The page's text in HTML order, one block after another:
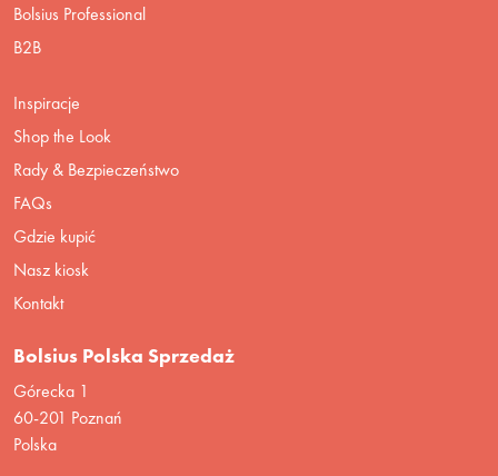
Bolsius Professional
B2B
Inspiracje
Shop the Look
Rady & Bezpieczeństwo
FAQs
Gdzie kupić
Nasz kiosk
Kontakt
Bolsius Polska Sprzedaż
Górecka 1
60-201 Poznań
Polska